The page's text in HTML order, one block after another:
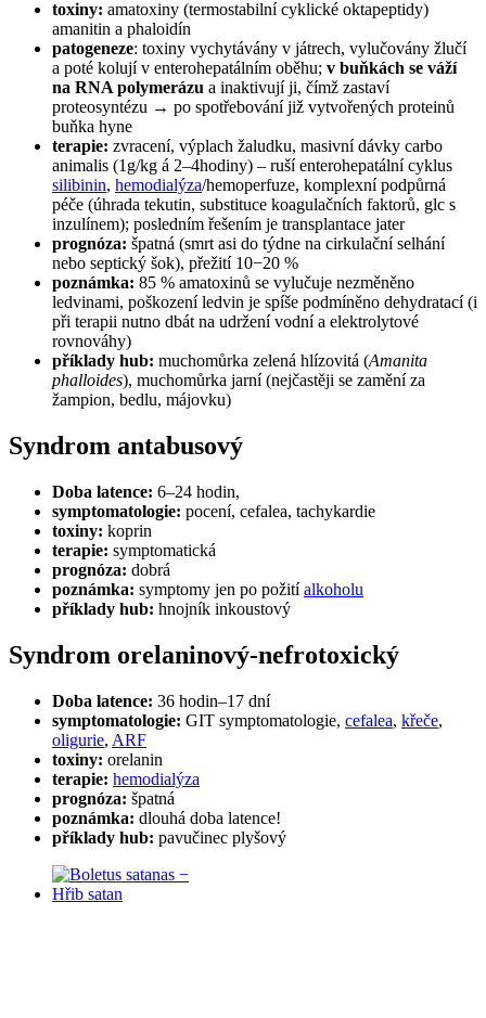
toxiny: amatoxiny (termostabilní cyklické oktapeptidy)
amanitin a phaloidín
patogeneze: toxiny vychytávány v játrech, vylučovány žlučí
a poté kolují v enterohepatálním oběhu; v buňkách se váží
na RNA polymerázu a inaktivují ji, čímž zastaví
proteosyntézu → po spotřebování již vytvořených proteinů
buňka hyne
terapie: zvracení, výplach žaludku, masivní dávky carbo
animalis (1g/kg á 2–4hodiny) – ruší enterohepatální cyklus
silibinin, hemodialýza/hemoperfuze, komplexní podpůrná
péče (úhrada tekutin, substituce koagulačních faktorů, glc s
inzulínem); posledním řešením je transplantace jater
prognóza: špatná (smrt asi do týdne na cirkulační selhání
nebo septický šok), přežití 10−20 %
poznámka: 85 % amatoxinů se vylučuje nezměněno
ledvinami, poškození ledvin je spíše podmíněno dehydratací (i
při terapii nutno dbát na udržení vodní a elektrolytové
rovnováhy)
příklady hub: muchomůrka zelená hlízovitá (Amanita
phalloides), muchomůrka jarní (nejčastěji se zamění za
žampion, bedlu, májovku)
Syndrom antabusový
Doba latence: 6–24 hodin,
symptomatologie: pocení, cefalea, tachykardie
toxiny: koprin
terapie: symptomatická
prognóza: dobrá
poznámka: symptomy jen po požitíalkoholu
příklady hub: hnojník inkoustový
Syndrom orelaninový-nefrotoxický
Doba latence: 36 hodin–17 dní
symptomatologie: GIT symptomatologie, cefalea, křeče,
oligurie, ARF
toxiny: orelanin
terapie: hemodialýza
prognóza: špatná
poznámka: dlouhá doba latence!
příklady hub: pavučinec plyšový